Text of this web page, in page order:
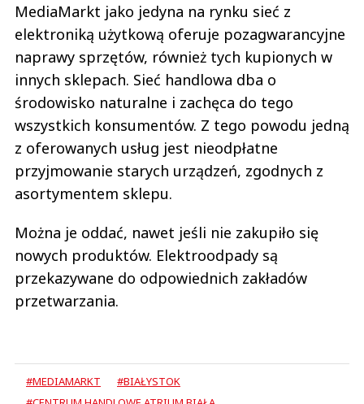
MediaMarkt jako jedyna na rynku sieć z
elektroniką użytkową oferuje pozagwarancyjne
naprawy sprzętów, również tych kupionych w
innych sklepach. Sieć handlowa dba o
środowisko naturalne i zachęca do tego
wszystkich konsumentów. Z tego powodu jedną
z oferowanych usług jest nieodpłatne
przyjmowanie starych urządzeń, zgodnych z
asortymentem sklepu.
Można je oddać, nawet jeśli nie zakupiło się
nowych produktów. Elektroodpady są
przekazywane do odpowiednich zakładów
przetwarzania.
#MEDIAMARKT
#BIAŁYSTOK